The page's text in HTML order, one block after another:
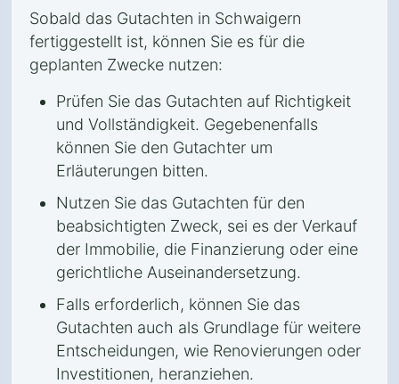
Sobald das Gutachten in Schwaigern
fertiggestellt ist, können Sie es für die
geplanten Zwecke nutzen:
Prüfen Sie das Gutachten auf Richtigkeit
und Vollständigkeit. Gegebenenfalls
können Sie den Gutachter um
Erläuterungen bitten.
Nutzen Sie das Gutachten für den
beabsichtigten Zweck, sei es der Verkauf
der Immobilie, die Finanzierung oder eine
gerichtliche Auseinandersetzung.
Falls erforderlich, können Sie das
Gutachten auch als Grundlage für weitere
Entscheidungen, wie Renovierungen oder
Investitionen, heranziehen.